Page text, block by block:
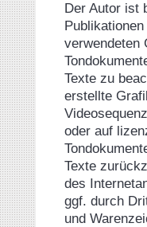
Der Autor ist
verwendeten
Texte zu
erstellte
oder auf
Texte
des
ggf. durch
und